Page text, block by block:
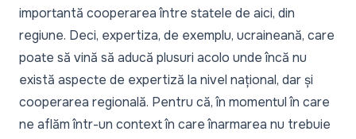
importantă cooperarea între statele de aici, din
regiune. Deci, expertiza, de exemplu, ucraineană, care
poate să vină să aducă plusuri acolo unde încă nu
există aspecte de expertiză la nivel național, dar și
cooperarea regională. Pentru că, în momentul în care
ne aflăm într-un context în care înarmarea nu trebuie